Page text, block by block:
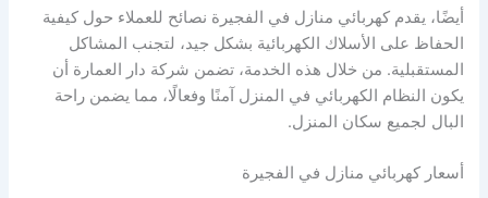
أيضًا، يقدم كهربائي منازل في الفجيرة نصائح للعملاء حول كيفية
الحفاظ على الأسلاك الكهربائية بشكل جيد، لتجنب المشاكل
المستقبلية. من خلال هذه الخدمة، تضمن شركة دار العمارة أن
يكون النظام الكهربائي في المنزل آمنًا وفعالًا، مما يضمن راحة
البال لجميع سكان المنزل.
أسعار كهربائي منازل في الفجيرة